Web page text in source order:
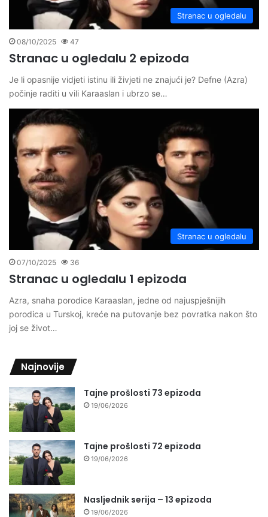
Stranac u ogledalu
08/10/2025 47
Stranac u ogledalu 2 epizoda
Je li opasnije vidjeti istinu ili živjeti ne znajući je? Defne (Azra)
počinje raditi u vili Karaaslan i ubrzo se…
Stranac u ogledalu
07/10/2025 36
Stranac u ogledalu 1 epizoda
Azra, snaha porodice Karaaslan, jedne od najuspješnijih
porodica u Turskoj, kreće na putovanje bez povratka nakon što
joj se život…
Najnovije
Tajne prošlosti 73 epizoda
19/06/2026
Tajne prošlosti 72 epizoda
19/06/2026
Nasljednik serija – 13 epizoda
19/06/2026